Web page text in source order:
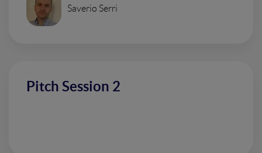
Saverio Serri
Pitch Session 2